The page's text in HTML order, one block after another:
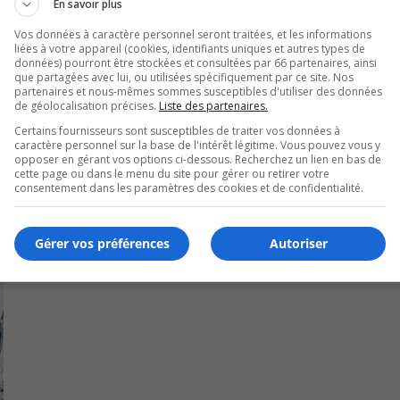
a fait cette annonce cette semaine, au nom du
En savoir plus
Vos données à caractère personnel seront traitées, et les informations
liées à votre appareil (cookies, identifiants uniques et autres types de
données) pourront être stockées et consultées par 66 partenaires, ainsi
que partagées avec lui, ou utilisées spécifiquement par ce site. Nos
partenaires et nous-mêmes sommes susceptibles d'utiliser des données
de géolocalisation précises. Liste des partenaires.
Certains fournisseurs sont susceptibles de traiter vos données à
caractère personnel sur la base de l'intérêt légitime. Vous pouvez vous y
opposer en gérant vos options ci-dessous. Recherchez un lien en bas de
cette page ou dans le menu du site pour gérer ou retirer votre
consentement dans les paramètres des cookies et de confidentialité.
Autoriser
Gérer vos préférences